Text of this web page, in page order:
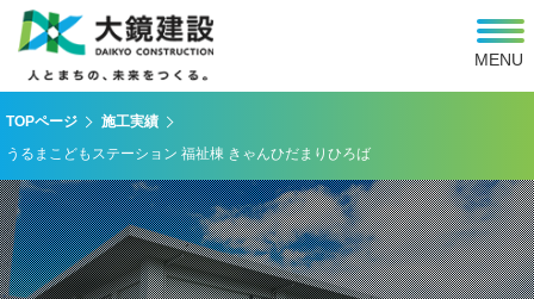
MENU
TOPページ
施工実績
うるまこどもステーション 福祉棟 きゃんひだまりひろば